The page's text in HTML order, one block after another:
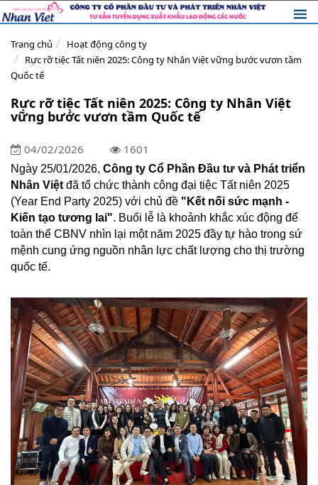
Trang chủ
Hoạt động công ty
Rực rỡ tiệc Tất niên 2025: Công ty Nhân Việt vững bước vươn tầm
Quốc tế
Rực rỡ tiệc Tất niên 2025: Công ty Nhân Việt
vững bước vươn tầm Quốc tế
04/02/2026 1601
Ngày 25/01/2026, Công ty Cổ Phần Đầu tư và Phát triển
Nhân Việt đã tổ chức thành công đại tiệc Tất niên 2025
(Year End Party 2025) với chủ đề "Kết nối sức mạnh -
Kiến tạo tương lai". Buổi lễ là khoảnh khắc xúc động để
toàn thể CBNV nhìn lại một năm 2025 đầy tự hào trong sứ
mệnh cung ứng nguồn nhân lực chất lượng cho thị trường
quốc tế.